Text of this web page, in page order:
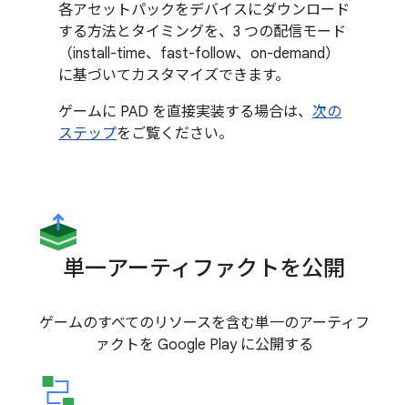
各アセットパックをデバイスにダウンロード
する方法とタイミングを、3 つの配信モード
（install-time、fast-follow、on-demand）
に基づいてカスタマイズできます。
ゲームに PAD を直接実装する場合は、 次の
ステップをご覧ください。
単一アーティファクトを公開
ゲームのすべてのリソースを含む単一のアーティフ
ァクトを Google Play に公開する